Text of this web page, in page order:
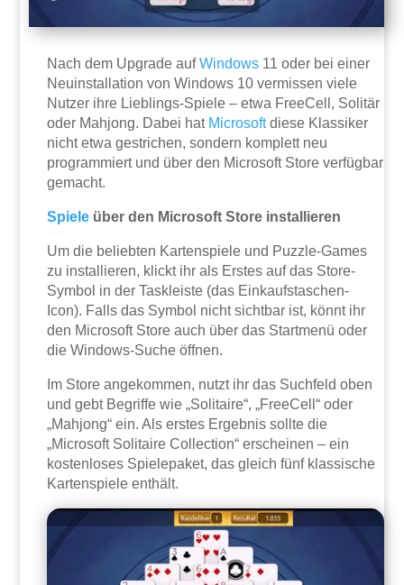
Nach dem Upgrade aufWindows 11 oder bei einer
Neuinstallation von Windows 10 vermissen viele
Nutzer ihre Lieblings-Spiele – etwa FreeCell, Solitär
oder Mahjong. Dabei hat Microsoftdiese Klassiker
nicht etwa gestrichen, sondern komplett neu
programmiert und über den Microsoft Store verfügbar
gemacht.
Spiele über den Microsoft Store installieren
Um die beliebten Kartenspiele und Puzzle-Games
zu installieren, klickt ihr als Erstes auf das Store-
Symbol in der Taskleiste (das Einkaufstaschen-
Icon). Falls das Symbol nicht sichtbar ist, könnt ihr
den Microsoft Store auch über das Startmenü oder
die Windows-Suche öffnen.
Im Store angekommen, nutzt ihr das Suchfeld oben
und gebt Begriffe wie „Solitaire“, „FreeCell“ oder
„Mahjong“ ein. Als erstes Ergebnis sollte die
„Microsoft Solitaire Collection“ erscheinen – ein
kostenloses Spielepaket, das gleich fünf klassische
Kartenspiele enthält.